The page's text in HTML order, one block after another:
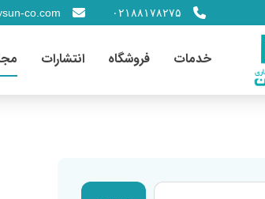
۰۲۱۸۸۱۷۸۲۷۵ co.com
خدمات فروشگاه انتشارات